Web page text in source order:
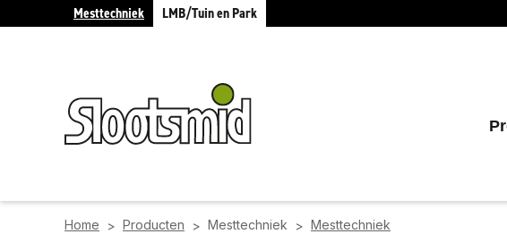
Mesttechniek LMB/Tuin en Park
Home > Producten > Mesttechniek > Mesttechniek